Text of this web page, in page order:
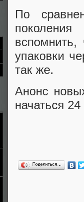
По
упаковки
так же.
Анонс
начаться
Поделиться…